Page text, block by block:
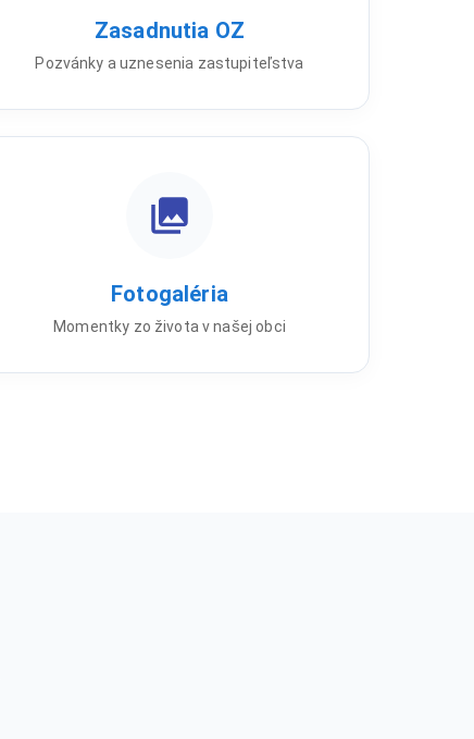
Zasadnutia OZ
Pozvánky a uznesenia zastupiteľstva
Fotogaléria
Momentky zo života v našej obci